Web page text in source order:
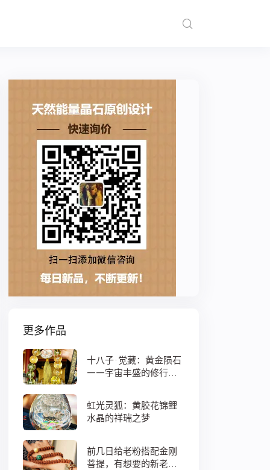
更多作品
十八子·觉藏：黄金陨石
——宇宙丰盛的修行之
虹光灵狐：黄胶花锦鲤
水晶的祥瑞之梦
前几日给老粉搭配金刚
菩提，有想要的新老